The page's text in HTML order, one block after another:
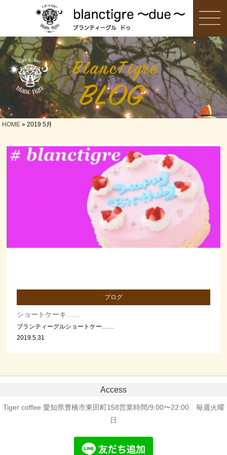
HOME » 2019 5月
ブログ
ショートケーキ……
ブランティーグルショートケー……
2019.5.31
Access
Tiger coffee 愛知県豊橋市東田町158営業時間/9:00〜22:00 毎週火曜
日